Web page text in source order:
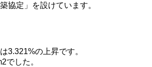
協定」を設けています。
3.321%の上昇です。
でした。